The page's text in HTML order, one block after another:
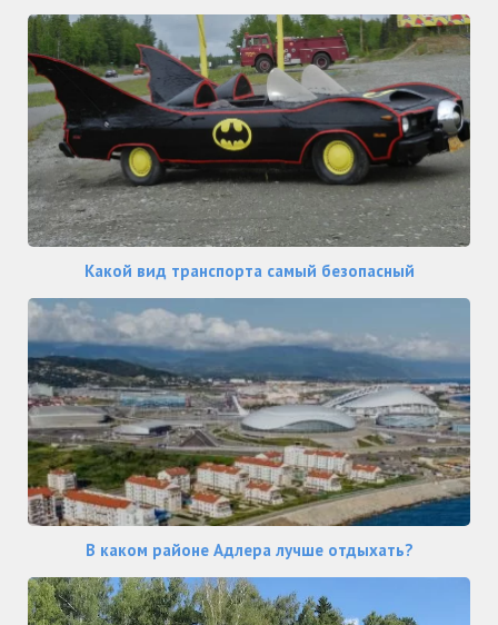
Какой вид транспорта самый безопасный
В каком районе Адлера лучше отдыхать?